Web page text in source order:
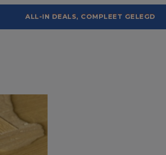
ALL-IN DEALS, COMPLEET GELEGD